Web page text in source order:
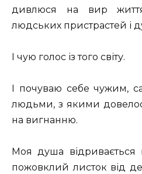
дивлюся на вир
людських пристрастей і
І чую голос із того світу.
І почуваю себе чужим,
людьми, з якими
на вигнанню.
Моя душа відривається
пожовклий листок від